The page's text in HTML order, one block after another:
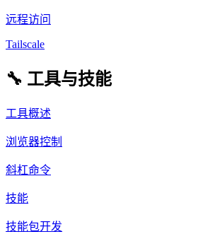
远程访问
Tailscale
🔧 工具与技能
工具概述
浏览器控制
斜杠命令
技能
技能包开发